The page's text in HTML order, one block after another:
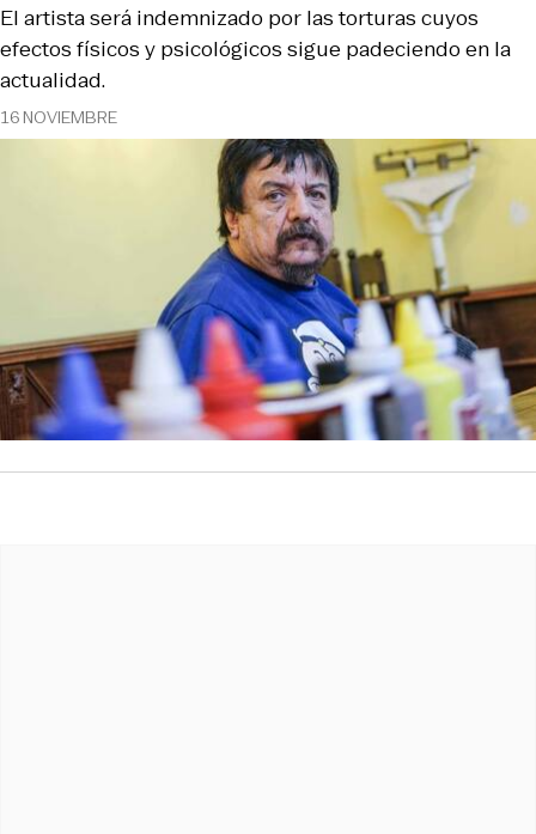
16 NOVIEMBRE
El artista será indemnizado por las torturas cuyos
efectos físicos y psicológicos sigue padeciendo en la
actualidad.